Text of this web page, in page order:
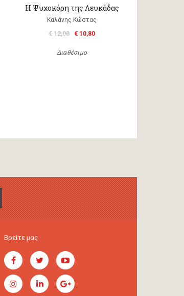
Η Ψυχοκόρη της Λευκάδας
Καλάνης Κώστας
€ 12,00
€ 10,80
Διαθέσιμο
Βρείτε μας